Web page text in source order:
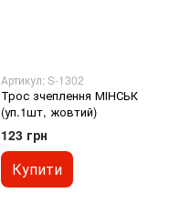
Артикул: S-1302
Трос зчеплення МІНСЬК
(уп.1шт, жовтий)
123 грн
Купити